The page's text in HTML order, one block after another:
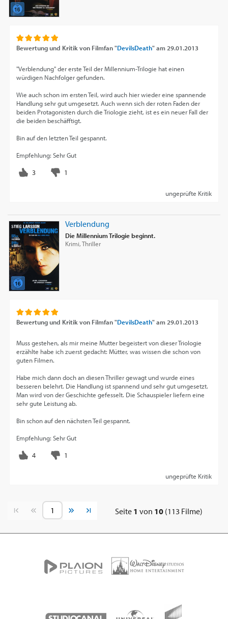
Bewertung und Kritik von Filmfan "DevilsDeath"am 29.01.2013
"Verblendung" der erste Teil der Millennium-Trilogie hat einen
würdigen Nachfolger gefunden.
Wie auch schon im ersten Teil, wird auch hier wieder eine spannende
Handlung sehr gut umgesetzt. Auch wenn sich der roten Faden der
beiden Protagonisten durch die Triologie zieht, ist es ein neuer Fall der
die beiden beschäfftigt.
Bin auf den letzten Teil gespannt.
Empfehlung: Sehr Gut
ungeprüfte Kritik
Verblendung
Die Millennium Trilogie beginnt.
Krimi, Thriller
Bewertung und Kritik von Filmfan "DevilsDeath"am 29.01.2013
Muss gestehen, als mir meine Mutter begeistert von dieser Triologie
erzählte habe ich zuerst gedacht: Mütter, was wissen die schon von
guten Filmen.
Habe mich dann doch an diesen Thriller gewagt und wurde eines
besseren belehrt. Die Handlung ist spannend und sehr gut umgesetzt.
Man wird von der Geschichte gefesselt. Die Schauspieler liefern eine
sehr gute Leistung ab.
Bin schon auf den nächsten Teil gespannt.
Empfehlung: Sehr Gut
ungeprüfte Kritik
Vorherige SeiteNächste SeiteSeite 1 von 10 (113 Filme)